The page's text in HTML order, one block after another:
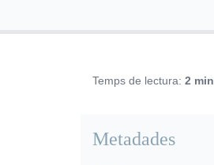
Temps de lectura: 2 min
Metadades